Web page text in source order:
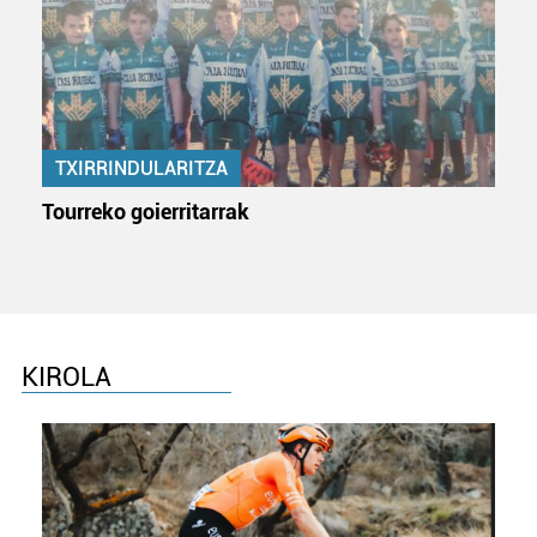
TXIRRINDULARITZA
Tourreko goierritarrak
KIROLA